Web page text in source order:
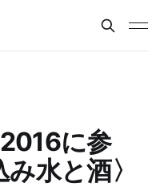
に参
水と酒〉